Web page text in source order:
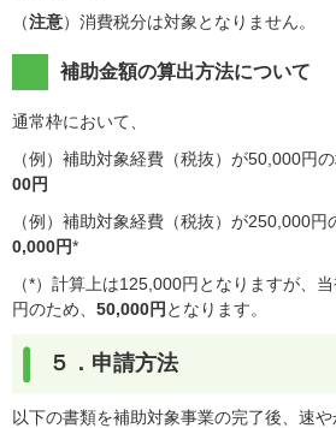
（注意）消費税分は対象となりません。
補助金額の算出方法について
通常枠において、
（例）補助対象経費（税抜）が50,000円
00円
（例）補助対象経費（税抜）が250,000
0,000円*
（*）計算上は125,000円となりますが、
円のため、 50,000円 となります。
５．申請方法
以下の書類を補助対象事業の完了後、速